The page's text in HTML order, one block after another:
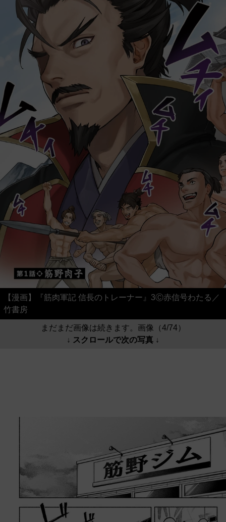
【漫画】『筋肉軍記 信長のトレーナー』3Ⓒ赤信号わたる／
竹書房
まだまだ画像は続きます。画像（4/74）
↓ スクロールで次の写真 ↓